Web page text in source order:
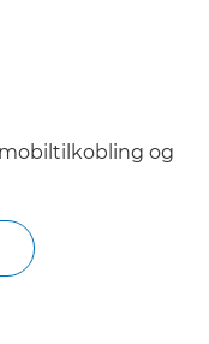
og